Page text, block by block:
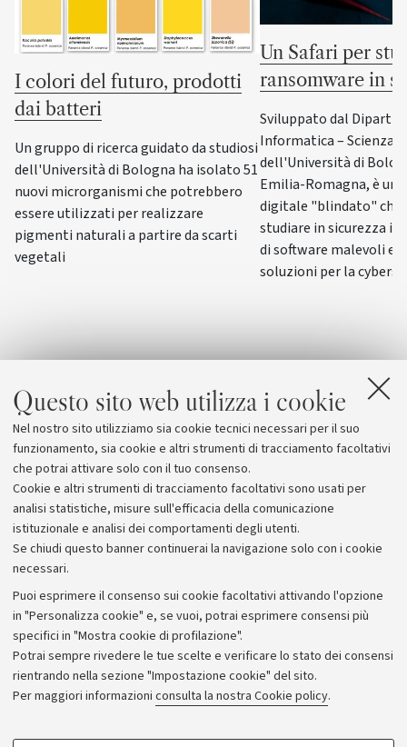
Questo sito web utilizza i cookie
Nel nostro sito utilizziamo sia cookie tecnici necessari per il suo
funzionamento, sia cookie e altri strumenti di tracciamento facoltativi
che potrai attivare solo con il tuo consenso.
Cookie e altri strumenti di tracciamento facoltativi sono usati per
analisi statistiche, misure sull'efficacia della comunicazione
istituzionale e analisi dei comportamenti degli utenti.
Se chiudi questo banner continuerai la navigazione solo con i cookie
necessari.
Puoi esprimere il consenso sui cookie facoltativi attivando l'opzione
in "Personalizza cookie" e, se vuoi, potrai esprimere consensi più
specifici in "Mostra cookie di profilazione".
Potrai sempre rivedere le tue scelte e verificare lo stato dei consensi
rientrando nella sezione "Impostazione cookie" del sito.
Per maggiori informazioni consulta la nostra Cookie policy.
I colori del futuro, prodotti
dai batteri
Un gruppo di ricerca guidato da studiosi
dell'Università di Bologna ha isolato 51
nuovi microrganismi che potrebbero
essere utilizzati per realizzare
pigmenti naturali a partire da scarti
vegetali
Un Safari per
ransomware in
Sviluppato dal
Informatica – Scienza
dell'Università di
Emilia-Romagna, è un
digitale "blindato" che
studiare in sicurezza il
di software malevoli e
soluzioni per la
Archivio
Comunicati stampa
Redazione
Rassegna stampa